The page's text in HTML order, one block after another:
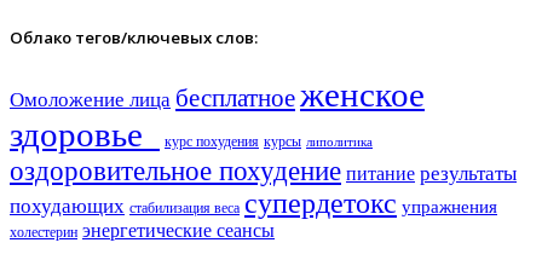
Облако тегов/ключевых слов:
Омоложение лица бесплатноеженское
здоровье​
курс похудения курсы липолитика
оздоровительное похудение питание результаты
похудающих стабилизация веса супердетокс упражнения
холестерин энергетические сеансы